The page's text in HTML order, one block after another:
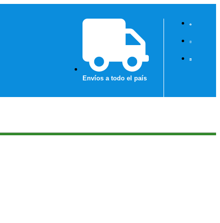
Envíos a todo el país